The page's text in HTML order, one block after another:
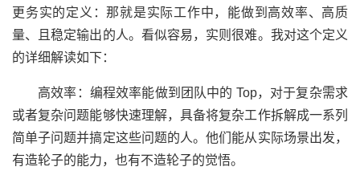
更务实的定义：那就是实际工作中，能做到高效率、高质
量、且稳定输出的人。看似容易，实则很难。我对这个定义
的详细解读如下：
高效率：编程效率能做到团队中的 Top，对于复杂需求
或者复杂问题能够快速理解，具备将复杂工作拆解成一系列
简单子问题并搞定这些问题的人。他们能从实际场景出发，
有造轮子的能力，也有不造轮子的觉悟。